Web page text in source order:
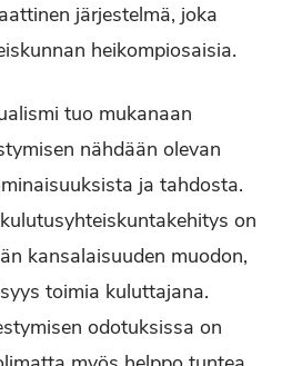
järjestelmä, joka
heikompiosaisia.
tuo mukanaan
nähdään olevan
ja tahdosta.
on
kansalaisuuden muodon,
toimia kuluttajana.
odotuksissa on